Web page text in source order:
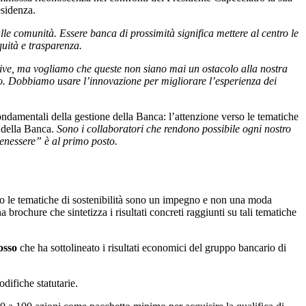
Essere banca di prossimità significa mettere al centro le
e trasparenza.
ma vogliamo che queste non siano mai un ostacolo alla nostra
usare l’innovazione per migliorare l’esperienza dei
della gestione della Banca: l’attenzione verso le tematiche
Banca. Sono i collaboratori che rendono possibile ogni nostro
è al primo posto.
tematiche di sostenibilità sono un impegno e non una moda
brochure che sintetizza i risultati concreti raggiunti su tali tematiche
che ha sottolineato i risultati economici del gruppo bancario di
statutarie.